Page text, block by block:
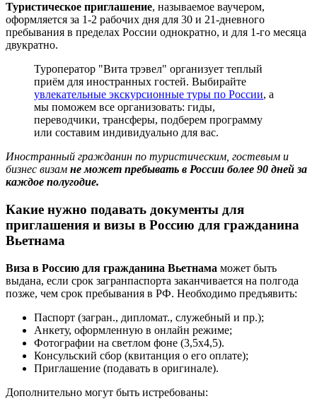
Туристическое приглашение, называемое ваучером,
оформляется за 1-2 рабочих дня для 30 и 21-дневного
пребывания в пределах России однократно, и для 1-го месяца
двукратно.
Туроператор "Вита трэвел" организует теплый
приём для иностранных гостей. Выбирайте
увлекательные экскурсионные туры по России, а
мы поможем все организовать: гиды,
переводчики, трансферы, подберем программу
или составим индивидуально для вас.
Иностранный гражданин по туристическим, гостевым и
бизнес визам не может пребывать в России более 90 дней за
каждое полугодие.
Какие нужно подавать документы для
приглашения и визы в Россию для гражданина
Вьетнама
Виза в Россию для гражданина Вьетнама может быть
выдана, если срок загранпаспорта заканчивается на полгода
позже, чем срок пребывания в РФ. Необходимо предъявить:
Паспорт (загран., дипломат., служебный и пр.);
Анкету, оформленную в онлайн режиме;
Фотографии на светлом фоне (3,5х4,5).
Консульский сбор (квитанция о его оплате);
Приглашение (подавать в оригинале).
Дополнительно могут быть истребованы: